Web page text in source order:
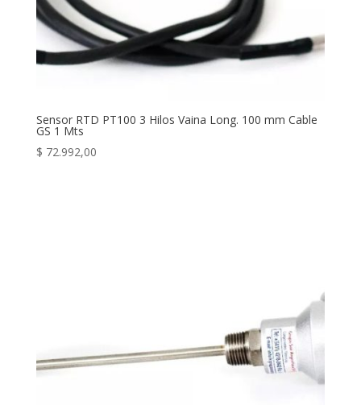
Sensor RTD PT100 3 Hilos Vaina Long. 100 mm Cable
GS 1 Mts
$ 72.992,00